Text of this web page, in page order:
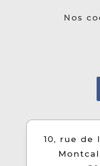
Nos
10, rue de